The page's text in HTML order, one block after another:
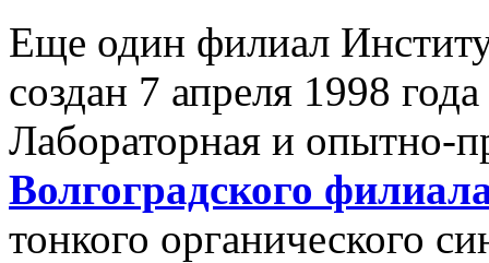
Еще один филиал
создан 7 апреля 1998
Лабораторная и опытно-
Волгоградского
тонкого органического